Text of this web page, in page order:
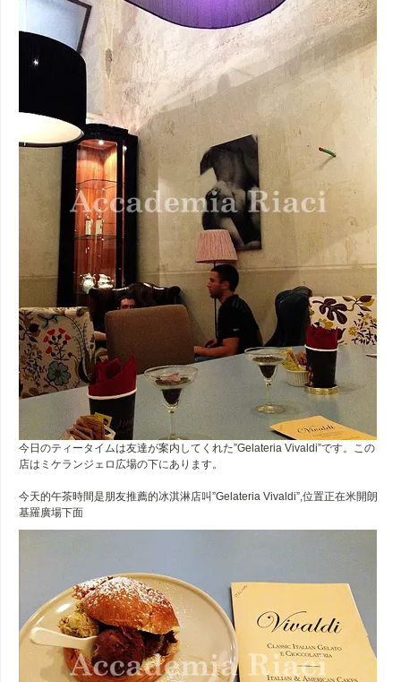
今日のティータイムは友達が案内してくれた”Gelateria Vivaldi”です。この
店はミケランジェロ広場の下にあります。
今天的午茶時間是朋友推薦的冰淇淋店叫”Gelateria Vivaldi”,位置正在米開朗
基羅廣場下面